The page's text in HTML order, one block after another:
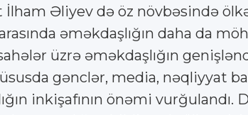
İlham Əliyev də öz növbəsində
əməkdaşlığın daha da
üzrə əməkdaşlığın
gənclər, media, nəqliyyat
inkişafının önəmi